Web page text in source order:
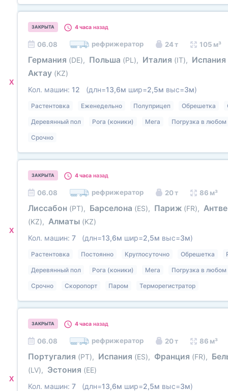
X
ЗАКРЫТА 4 часа назад
06.08 рефрижератор 24 т 105 м³
Германия (DE), Польша (PL), Италия (IT), Испания
Актау (KZ)
Кол. машин: 12 (длн=13,6м шир=2,5м выс=3м)
Растентовка Еженедельно Полуприцеп Обрешетка
Деревянный пол Рога (коники) Мега Погрузка в любом
Срочно
X
ЗАКРЫТА 4 часа назад
06.08 рефрижератор 20 т 86 м³
Лиссабон (PT), Барселона (ES), Париж (FR),
(KZ), Алматы (KZ)
Кол. машин: 7 (длн=13,6м шир=2,5м выс=3м)
Растентовка Постоянно Круглосуточно Обрешетка
Деревянный пол Рога (коники) Мега Погрузка в любом
Срочно Скоропорт Паром Терморегистратор
X
ЗАКРЫТА 4 часа назад
06.08 рефрижератор 20 т 86 м³
Португалия (PT), Испания (ES), Франция (FR),
(LV), Эстония (EE)
Кол. машин: 7 (длн=13,6м шир=2,5м выс=3м)